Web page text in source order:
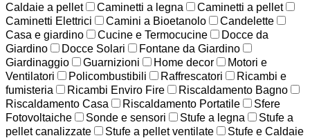
Caldaie a pellet
Caminetti a legna
Caminetti a pellet
Caminetti Elettrici
Camini a Bioetanolo
Candelette
Casa e giardino
Cucine e Termocucine
Docce da
Giardino
Docce Solari
Fontane da Giardino
Giardinaggio
Guarnizioni Home decor
Motori e
Ventilatori
Policombustibili Raffrescatori
Ricambi e
fumisteria
Ricambi Enviro Fire
Riscaldamento Bagno
Riscaldamento Casa
Riscaldamento Portatile
Sfere
Fotovoltaiche
Sonde e sensori Stufe a legna
Stufe a
pellet canalizzate
Stufe a pellet ventilate
Stufe e Caldaie